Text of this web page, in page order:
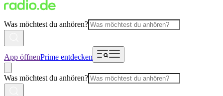
Was möchtest du anhören?
App öffnenPrime entdecken
Was möchtest du anhören?